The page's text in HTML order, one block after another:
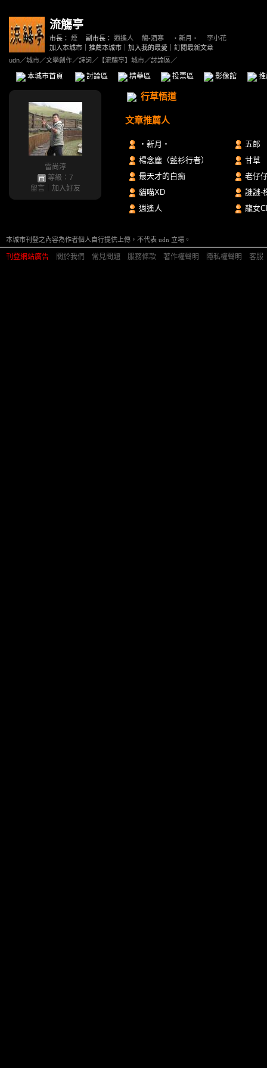
流觴亭
市長： 煙 副市長： 逍遙人 觴-酒寒 ‧新月‧
李小花
加入本城市
推薦本城市 加入我的最愛
訂閱最新文章
udn／城市／文學創作／詩詞 ／ 【流觴亭】城市／討論區／
本城市首頁 討論區 精華區 投票區 影像館
雷尚淳
等級：7
留言
加入好友
行草悟道
文章推薦人
‧新月‧
五郎
楊念塵（藍衫行者）
甘草
最天才的白痴
老仔
貓喵XD
謎謎-
逍遙人
龍女
本城市刊登之內容為作者個人自行提供上傳，不代表 udn 立場。
刊登網站廣告 關於我們 常見問題 服務條款 著作權聲明 隱私權聲明 客服